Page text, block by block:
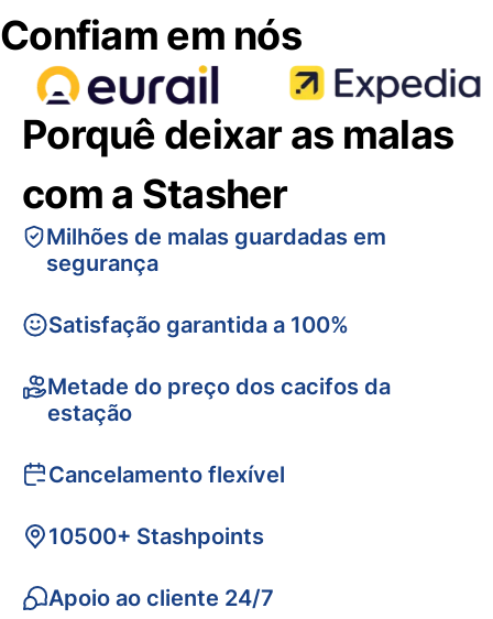
Confiam em nós
Porquê deixar as malas
com a Stasher
Milhões de malas guardadas em
segurança
Satisfação garantida a 100%
Metade do preço dos cacifos da
estação
Cancelamento flexível
10500+ Stashpoints
Apoio ao cliente 24/7